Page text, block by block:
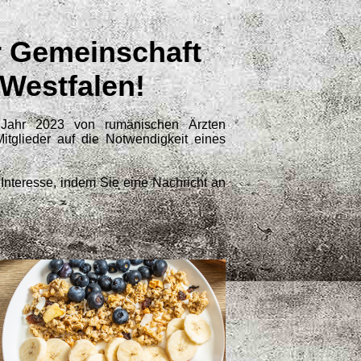
2023 von rumänischen Ärzten
auf die Notwendigkeit eines
indem Sie eine Nachricht an